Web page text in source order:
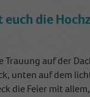
euch die
Trauung auf der
unten auf dem
die Feier mit